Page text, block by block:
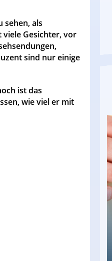
sehen, als
Gesichter, vor
sind nur einige
ist das
wie viel er mit